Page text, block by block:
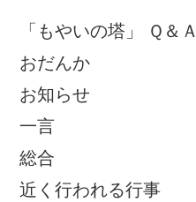
「もやいの塔」 Ｑ＆Ａ
おだんか
お知らせ
一言
総合
近く行われる行事